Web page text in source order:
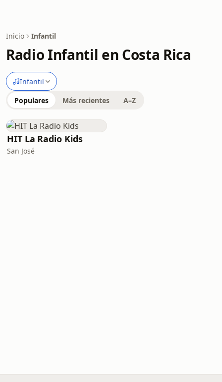
Inicio Infantil
Radio Infantil en Costa Rica
Infantil
Populares Más recientes A–Z
HIT La Radio Kids
San José